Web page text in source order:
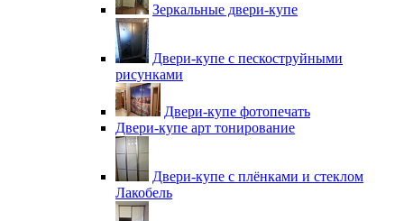
Зеркальные двери-купе
Двери-купе с пескоструйными
рисунками
Двери-купе фотопечать
Двери-купе арт тонирование
Двери-купе с плёнками и стеклом
Лакобель